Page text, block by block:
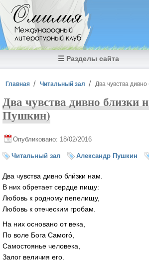
Перейти к основному содержанию
Омилия
Международный
литературный клуб
☰ Разделы сайта
Вы здесь
Главная Читальный зал Два чувства
Два чувства дивно близки
Пушкин)
Опубликовано: 18/02/2016
Читальный зал Александр Пушкин
Два чувства дивно бли́зки нам.
В них обретает сердце пищу:
Любовь к родному пепелищу,
Любовь к отеческим гробам.
На них основано от века,
По воле Бога Самого́,
Самостоянье человека,
Залог величия его.